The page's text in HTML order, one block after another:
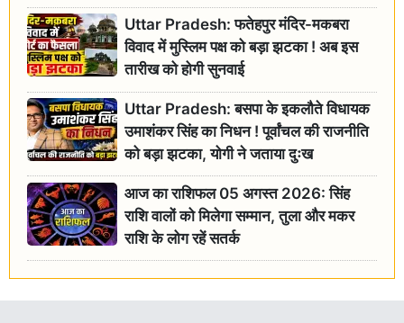
Uttar Pradesh: फतेहपुर मंदिर-मकबरा
विवाद में मुस्लिम पक्ष को बड़ा झटका ! अब इस
तारीख को होगी सुनवाई
Uttar Pradesh: बसपा के इकलौते विधायक
उमाशंकर सिंह का निधन ! पूर्वांचल की राजनीति
को बड़ा झटका, योगी ने जताया दुःख
आज का राशिफल 05 अगस्त 2026: सिंह
राशि वालों को मिलेगा सम्मान, तुला और मकर
राशि के लोग रहें सतर्क